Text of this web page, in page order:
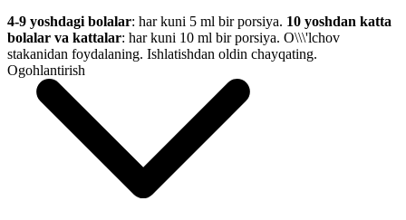
4-9 yoshdagi bolalar: har kuni 5 ml bir porsiya. 10 yoshdan katta
bolalar va kattalar: har kuni 10 ml bir porsiya. O\\\'lchov
stakanidan foydalaning. Ishlatishdan oldin chayqating.
Ogohlantirish